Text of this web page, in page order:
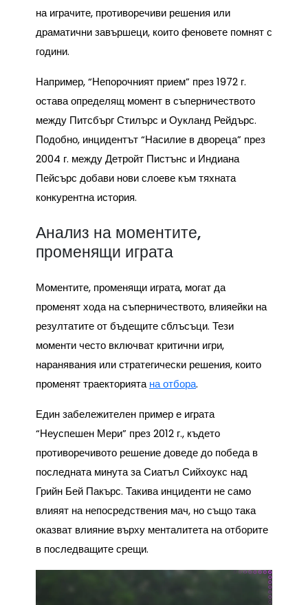
на играчите, противоречиви решения или
драматични завършеци, които феновете помнят с
години.
Например, “Непорочният прием” през 1972 г.
остава определящ момент в съперничеството
между Питсбърг Стилърс и Оукланд Рейдърс.
Подобно, инцидентът “Насилие в двореца” през
2004 г. между Детройт Пистънс и Индиана
Пейсърс добави нови слоеве към тяхната
конкурентна история.
Анализ на моментите,
променящи играта
Моментите, променящи играта, могат да
променят хода на съперничеството, влияейки на
резултатите от бъдещите сблъсъци. Тези
моменти често включват критични игри,
наранявания или стратегически решения, които
променят траекториятана отбора.
Един забележителен пример е играта
“Неуспешен Мери” през 2012 г., където
противоречивото решение доведе до победа в
последната минута за Сиатъл Сийхоукс над
Грийн Бей Пакърс. Такива инциденти не само
влияят на непосредствения мач, но също така
оказват влияние върху менталитета на отборите
в последващите срещи.